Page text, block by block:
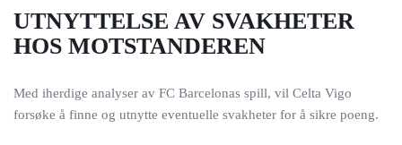
UTNYTTELSE AV SVAKHETER
HOS MOTSTANDEREN
Med iherdige analyser av FC Barcelonas spill, vil Celta Vigo
forsøke å finne og utnytte eventuelle svakheter for å sikre poeng.